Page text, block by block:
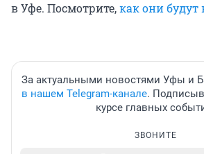
в Уфе. Посмотрите,как они будут
За актуальными новостями Уфы и
в нашем Telegram-канале.
курсе главных
ЗВОНИТЕ